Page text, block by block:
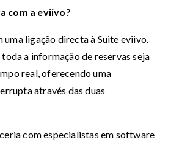
com a eviivo?
uma ligação directa à Suite eviivo.
a informação de reservas seja
real, oferecendo uma
através das duas
com especialistas em software